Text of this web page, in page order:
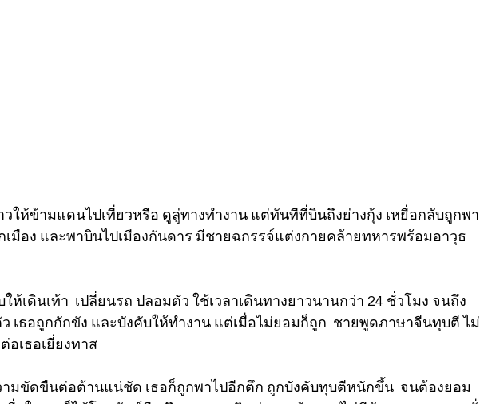
วให้ข้ามแดนไปเที่ยวหรือ ดูลู่ทางทำงาน แต่ทันทีที่บินถึงย่างกุ้ง เหยื่อกลับถูกพา
เมือง และพาบินไปเมืองกันดาร มีชายฉกรรจ์แต่งกายคล้ายทหารพร้อมอาวุธ
ห้เดินเท้า  เปลี่ยนรถ ปลอมตัว ใช้เวลาเดินทางยาวนานกว่า 24 ชั่วโมง จนถึง
ว เธอถูกกักขัง และบังคับให้ทำงาน แต่เมื่อไม่ยอมก็ถูก  ชายพูดภาษาจีนทุบตี ไม่
อเธอเยี่ยงทาส
ามขัดขืนต่อต้านแน่ชัด เธอก็ถูกพาไปอีกตึก ถูกบังคับทุบตีหนักขึ้น  จนต้องยอม